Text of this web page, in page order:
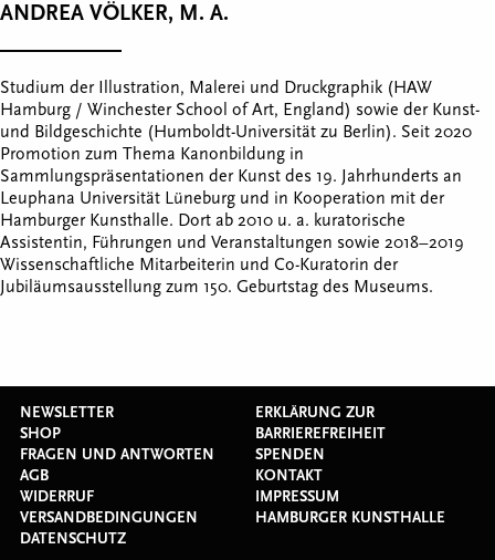
ANDREA VÖLKER, M. A.
Studium der Illustration, Malerei und Druckgraphik (HAW
Hamburg / Winchester School of Art, England) sowie der Kunst-
und Bildgeschichte (Humboldt-Universität zu Berlin). Seit 2020
Promotion zum Thema Kanonbildung in
Sammlungspräsentationen der Kunst des 19. Jahrhunderts an
Leuphana Universität Lüneburg und in Kooperation mit der
Hamburger Kunsthalle. Dort ab 2010 u. a. kuratorische
Assistentin, Führungen und Veranstaltungen sowie 2018–2019
Wissenschaftliche Mitarbeiterin und Co-Kuratorin der
Jubiläumsausstellung zum 150. Geburtstag des Museums.
NEWSLETTER
SHOP
FRAGEN UND ANTWORTEN
AGB
WIDERRUF
VERSANDBEDINGUNGEN
DATENSCHUTZ
ERKLÄRUNG ZUR
BARRIEREFREIHEIT
SPENDEN
KONTAKT
IMPRESSUM
HAMBURGER KUNSTHALLE